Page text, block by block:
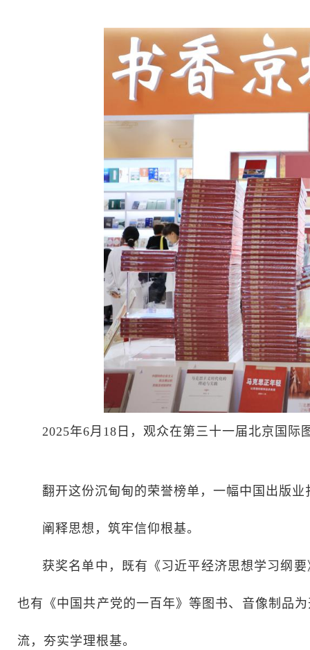
2025年6月18日，观众在第三十一届北京国
翻开这份沉甸甸的荣誉榜单，一幅中国出版
阐释思想，筑牢信仰根基。
获奖名单中，既有《习近平经济思想学习纲
也有《中国共产党的一百年》等图书、音像制品
流，夯实学理根基。